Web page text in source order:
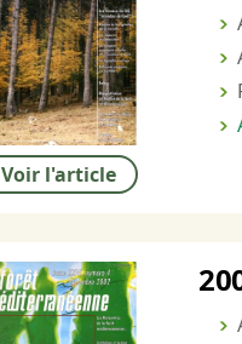
Voir l'article